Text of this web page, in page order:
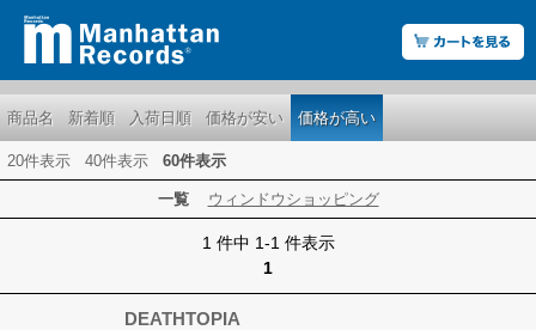
商品名 新着順 入荷日順 価格が安い 価格が高い
20件表示 40件表示 60件表示
一覧 ウィンドウショッピング
1 件中 1-1 件表示
1
DEATHTOPIA